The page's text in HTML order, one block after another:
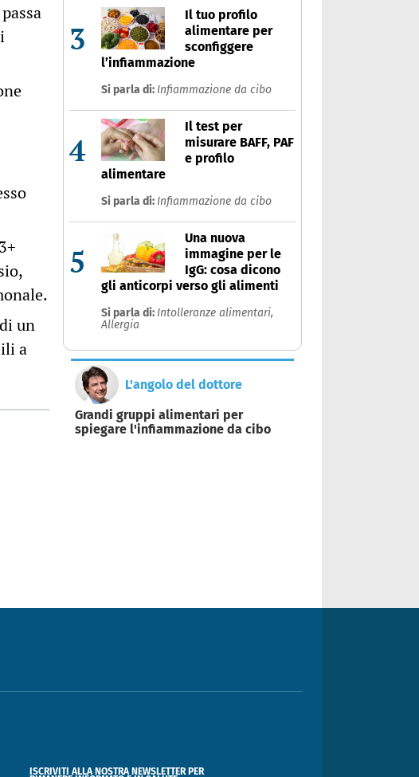
un
a
3
Il tuo profilo
alimentare per
sconfiggere
l’infiammazione
Si parla di: Infiammazione da cibo
4
Il test per
misurare BAFF, PAF
e profilo
alimentare
Si parla di: Infiammazione da cibo
5
Una nuova
immagine per le
IgG: cosa dicono
gli anticorpi verso gli alimenti
Si parla di: Intolleranze alimentari,
Allergia
L'angolo del dottore
Grandi gruppi alimentari per
spiegare l'infiammazione da cibo
ISCRIVITI ALLA NOSTRA NEWSLETTER PER